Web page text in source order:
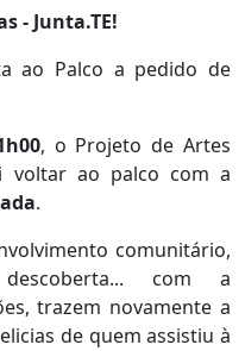
- Junta.TE!
ao Palco a pedido de
, o Projeto de Artes
voltar ao palco com a
.
comunitário,
descoberta... com a
trazem novamente a
de quem assistiu à